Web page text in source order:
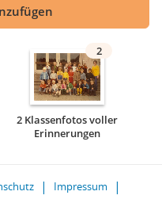
2
2 Klassenfotos voller
Erinnerungen
Impressum